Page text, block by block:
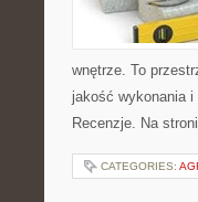
wnętrze. To
jakość wykonania
Recenzje. Na
CATEGORIES: